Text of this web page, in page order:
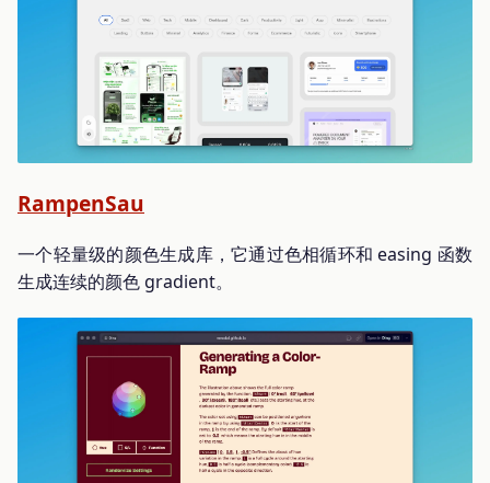
RampenSau
一个轻量级的颜色生成库，它通过色相循环和 easing 函数
生成连续的颜色 gradient。